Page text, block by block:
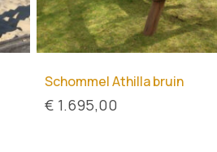
Schommel Athilla bruin
€ 1.695,00